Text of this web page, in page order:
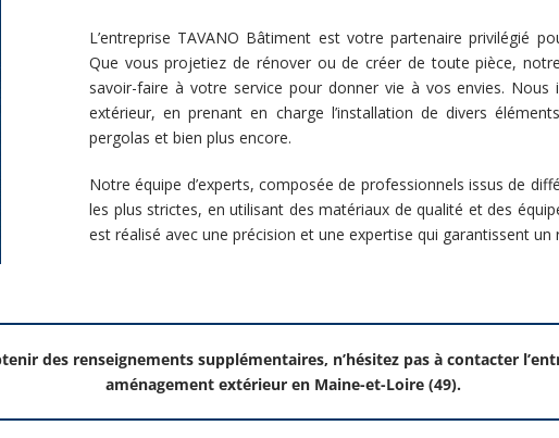
L’entreprise TAVANO Bâtiment est votre partenaire privilégié
Que vous projetiez de rénover ou de créer de toute pièce,
savoir-faire à votre service pour donner vie à vos envies.
extérieur, en prenant en charge l’installation de divers
pergolas et bien plus encore.
Notre équipe d’experts, composée de professionnels issus de
les plus strictes, en utilisant des matériaux de qualité et des
est réalisé avec une précision et une expertise qui garantissent
des renseignements supplémentaires, n’hésitez pas à contacter
aménagement extérieur en Maine-et-Loire (49).